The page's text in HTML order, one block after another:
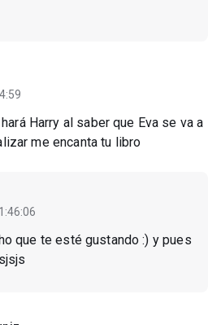
Harry al saber que Eva se va a
me encanta tu libro
que te esté gustando :) y pues